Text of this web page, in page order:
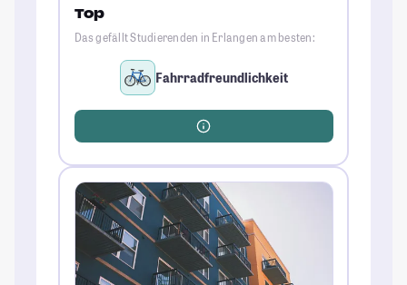
Top
Das gefällt Studierenden in Erlangen am besten:
Fahrradfreundlichkeit